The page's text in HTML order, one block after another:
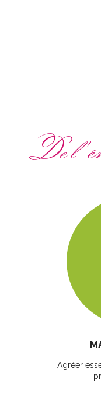
De
Agréer